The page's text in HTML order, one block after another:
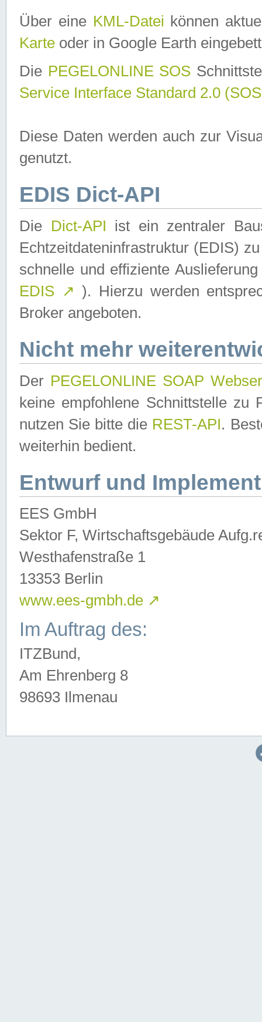
Über eine KML-Datei können
Karte oder in Google Earth
Die PEGELONLINE SOS
Service Interface Standard 2.0
Diese Daten werden auch zur
genutzt.
EDIS Dict-API
Die Dict-API ist ein zentraler
Echtzeitdateninfrastruktur (EDIS)
schnelle und effiziente
EDIS ↗ ). Hierzu werden
Broker angeboten.
Nicht mehr
Der PEGELONLINE SOAP
keine empfohlene Schnittstelle zu
nutzen Sie bitte die REST-API.
weiterhin bedient.
Entwurf und
EES GmbH
Sektor F, Wirtschaftsgebäude
Westhafenstraße 1
13353 Berlin
www.ees-gmbh.de ↗
Im Auftrag des:
ITZBund,
Am Ehrenberg 8
98693 Ilmenau